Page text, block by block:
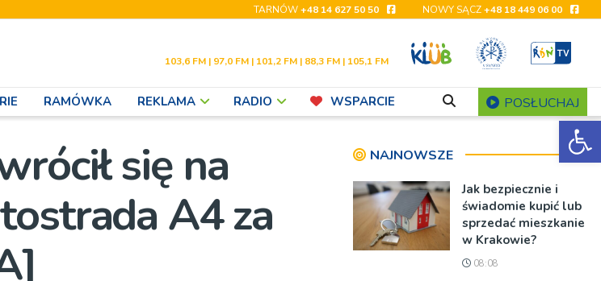
TARNÓW+48 14 627 50 50 NOWY SĄCZ+48 18 449 06 00
103,6 FM | 97,0 FM | 101,2 FM | 88,3 FM | 105,1 FM
RAMÓWKA REKLAMA RADIO WSPARCIE POSŁUCHAJ
się na
A4 za
NAJNOWSZE
Jak bezpiecznie i
świadomie kupić lub
sprzedać mieszkanie
w Krakowie?
08:08